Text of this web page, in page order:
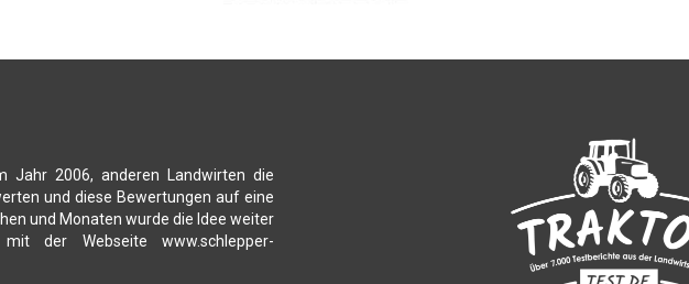
2006, anderen Landwirten die
und diese Bewertungen auf eine
und Monaten wurde die Idee weiter
der Webseite www.schlepper-